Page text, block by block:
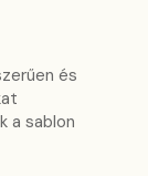
és
a sablon